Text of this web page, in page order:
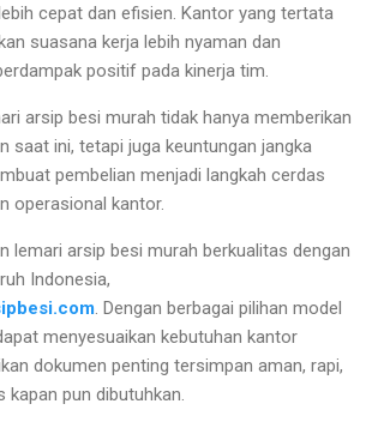
cepat dan efisien. Kantor yang tertata
suasana kerja lebih nyaman dan
positif pada kinerja tim.
arsip besi murah tidak hanya memberikan
saat ini, tetapi juga keuntungan jangka
pembelian menjadi langkah cerdas
operasional kantor.
lemari arsip besi murah berkualitas dengan
Indonesia,
. Dengan berbagai pilihan model
menyesuaikan kebutuhan kantor
dokumen penting tersimpan aman, rapi,
pun dibutuhkan.